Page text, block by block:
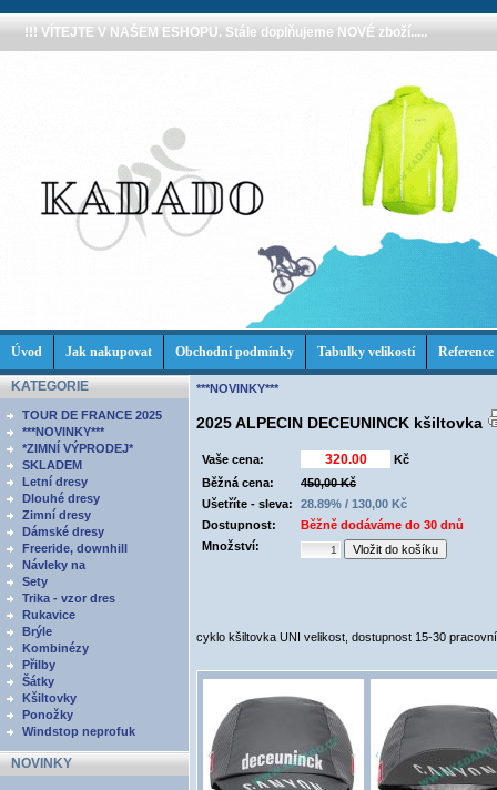
!!! VÍTEJTE V NAŠEM ESHOPU. Stále doplňujeme NOVÉ zboží.....
Úvod Jak nakupovat Obchodní podmínky Tabulky velikostí Reference
KATEGORIE
TOUR DE FRANCE 2025
***NOVINKY***
*ZIMNÍ VÝPRODEJ*
SKLADEM
Letní dresy
Dlouhé dresy
Zimní dresy
Dámské dresy
Freeride, downhill
Návleky na
Sety
Trika - vzor dres
Rukavice
Brýle
Kombinézy
Přilby
Šátky
Kšiltovky
Ponožky
Windstop neprofuk
NOVINKY
***NOVINKY***
2025 ALPECIN DECEUNINCK kšiltovka
Vaše cena:
Kč
Běžná cena:
450,00 Kč
Ušetříte - sleva:
28.89% / 130,00 Kč
Dostupnost:
Běžně dodáváme do 30 dnů
Množství:
cyklo kšiltovka UNI velikost, dostupnost 15-30